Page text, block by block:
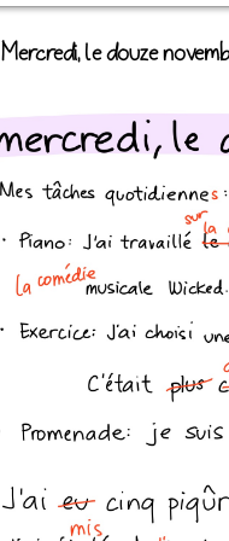
Mercredi, le douze